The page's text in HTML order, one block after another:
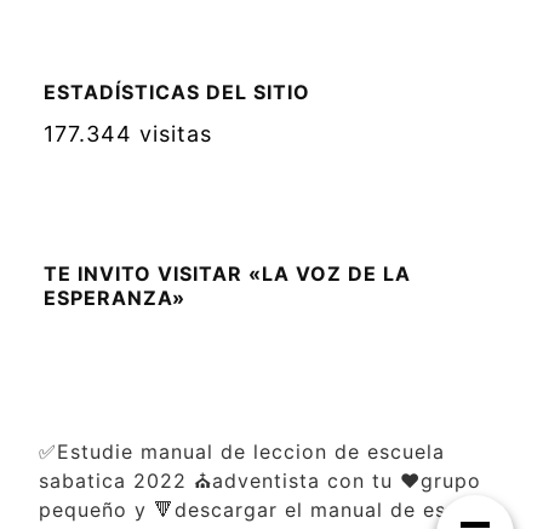
ESTADÍSTICAS DEL SITIO
177.344 visitas
TE INVITO VISITAR «LA VOZ DE LA
ESPERANZA»
✅Estudie manual de leccion de escuela
sabatica 2022 ⛪adventista con tu ❤️grupo
pequeño y 🔻descargar el manual de escuela